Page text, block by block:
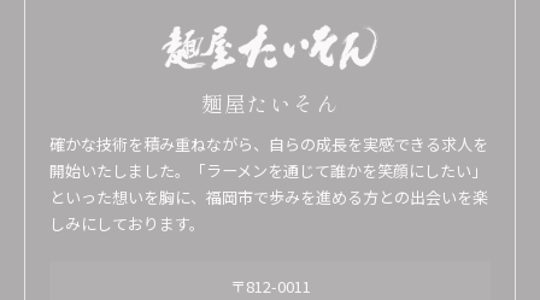
麺屋たいそん
確かな技術を積み重ねながら、自らの成長を実感できる求人を
開始いたしました。「ラーメンを通じて誰かを笑顔にしたい」
といった想いを胸に、福岡市で歩みを進める方との出会いを楽
しみにしております。
〒812-0011